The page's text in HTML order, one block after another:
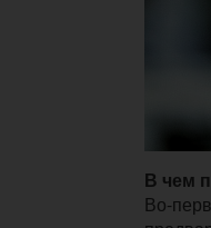
В чем
Во-